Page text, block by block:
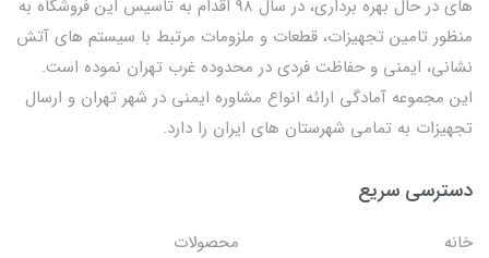
های در حال بهره برداری، در سال 98 اقدام به تاسیس این فروشگاه به
منظور تامین تجهیزات، قطعات و ملزومات مرتبط با سیستم های آتش
نشانی، ایمنی و حفاظت فردی در محدوده غرب تهران نموده است.
این مجموعه آمادگی ارائه انواع مشاوره ایمنی در شهر تهران و ارسال
تجهیزات به تمامی شهرستان های ایران را دارد.
دسترسی سریع
خانه
محصولات